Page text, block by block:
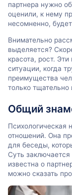
партнера нужно
оценили, к нему
несомненно,
Внимательно
выделяется?
красота, рост.
ситуации, когда
преимущества
только тщательно
Общий
Психологическая
отношений. Она
для беседы,
Суть
известна о
можно сказать